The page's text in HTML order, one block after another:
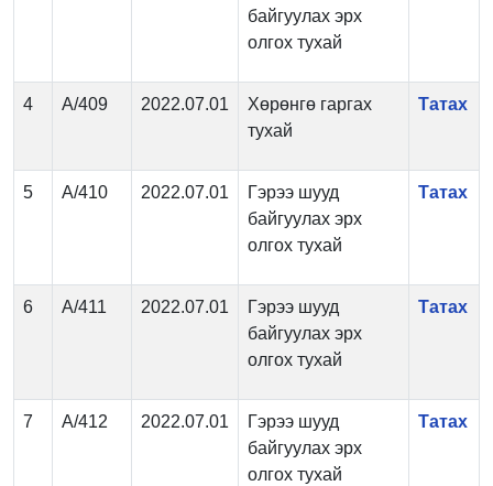
байгуулах эрх
олгох тухай
4 А/409 2022.07.01
Хөрөнгө гаргах
тухай
Татах
5 А/410 2022.07.01
Гэрээ шууд
байгуулах эрх
олгох тухай
Татах
6 А/411 2022.07.01
Гэрээ шууд
байгуулах эрх
олгох тухай
Татах
7 А/412 2022.07.01
Гэрээ шууд
байгуулах эрх
олгох тухай
Татах